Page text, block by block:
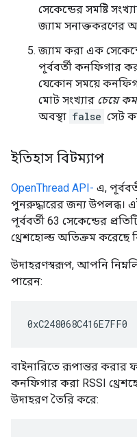
সেকেন্ডের সমষ্টি
জ্যাম সনাক্তকরণের
জ্যাম করা এক
পূর্ববর্তী কনফিগার
যেকোন সময়ে
মোট সংখ্যার চেয়ে কম
অবস্থা false সেট
ইতিহাস বিটম্যাপ
OpenThread API- এ,
পুনরুদ্ধারের জন্য উপলব্ধ।
পূর্ববর্তী 63 সেকেন্ডের
থ্রেশহোল্ড অতিক্রম করেছে
উদাহরণস্বরূপ, আপনি
পারেন:
বাইনারিতে রূপান্তর করার
কনফিগার করা RSSI
উদাহরণ তৈরি করে: